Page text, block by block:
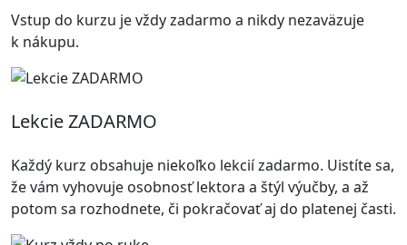
Vstup do kurzu je vždy zadarmo a nikdy nezaväzuje
k nákupu.
Lekcie ZADARMO
Každý kurz obsahuje niekoľko lekcií zadarmo. Uistíte sa,
že vám vyhovuje osobnosť lektora a štýl výučby, a až
potom sa rozhodnete, či pokračovať aj do platenej časti.